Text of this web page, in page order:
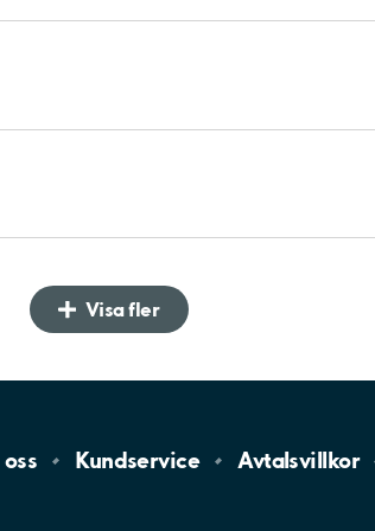
Visa fler
oss Kundservice Avtalsvillkor